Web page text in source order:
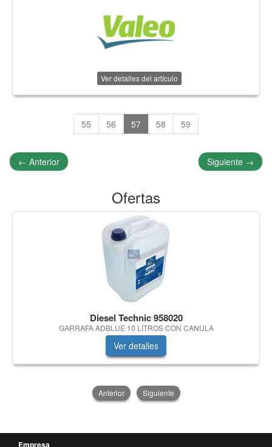
Ver detalles del artículo
55 56 57 58 59
← Anterior Siguiente →
Ofertas
Diesel Technic 958020
GARRAFA ADBLUE 10 LITROS CON CANULA
Ver detalles
Anterior Siguiente
Empresa